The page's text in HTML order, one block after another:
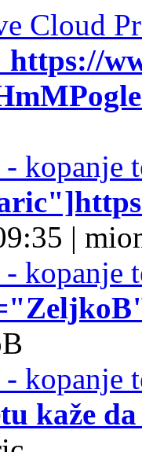
Cloud
https://
kopanje
|
kopanje
kopanje
kaže